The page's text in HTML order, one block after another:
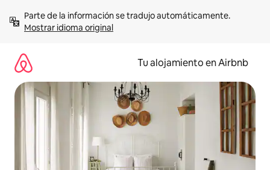
contenidoMostrar idioma original
Tu alojamiento en Airbnb